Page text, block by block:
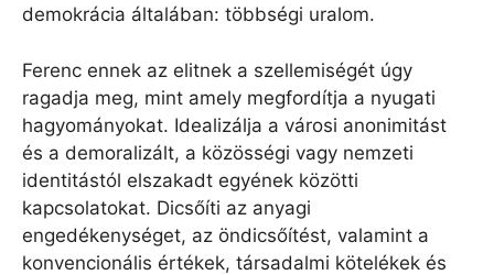
demokrácia általában: többségi uralom.
Ferenc ennek az elitnek a szellemiségét úgy
ragadja meg, mint amely megfordítja a nyugati
hagyományokat. Idealizálja a városi anonimitást
és a demoralizált, a közösségi vagy nemzeti
identitástól elszakadt egyének közötti
kapcsolatokat. Dicsőíti az anyagi
engedékenységet, az öndicsőítést, valamint a
konvencionális értékek, társadalmi kötelékek és